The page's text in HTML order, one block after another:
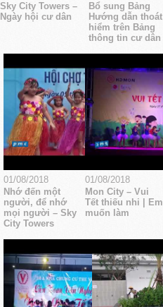
Sky City Towers –
Ngày hội cư dân
Bổ sung Bảng
Hướng dẫn thoát
hiểm trên Bảng
thông tin cư dân
01/08/2018
Nhớ đến một
người, để nhớ
mọi người – Sky
City Towers
01/08/2018
Mon City – Vui
Tết thiếu nhi | Em
muốn làm